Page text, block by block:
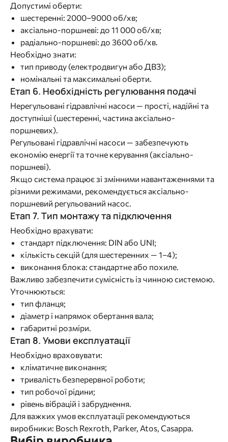
Допустимі оберти:
шестеренні: 2000–9000 об/хв;
аксіально-поршневі: до 11 000 об/хв;
радіально-поршневі: до 3600 об/хв.
Необхідно знати:
тип приводу (електродвигун або ДВЗ);
номінальні та максимальні оберти.
Етап 6. Необхідність регулювання подачі
Нерегульовані гідравлічні насоси — прості, надійні та
доступніші (шестеренні, частина аксіально-
поршневих).
Регульовані гідравлічні насоси — забезпечують
економію енергії та точне керування (аксіально-
поршневі).
Якщо система працює зі змінними навантаженнями та
різними режимами, рекомендується аксіально-
поршневий регульований насос.
Етап 7. Тип монтажу та підключення
Необхідно врахувати:
стандарт підключення: DIN або UNI;
кількість секцій (для шестеренних — 1–4);
виконання блока: стандартне або похиле.
Важливо забезпечити сумісність із чинною системою.
Уточнюються:
тип фланця;
діаметр і напрямок обертання вала;
габаритні розміри.
Етап 8. Умови експлуатації
Необхідно враховувати:
кліматичне виконання;
тривалість безперервної роботи;
тип робочої рідини;
рівень вібрацій і забруднення.
Для важких умов експлуатації рекомендуються
виробники: Bosch Rexroth, Parker, Atos, Casappa.